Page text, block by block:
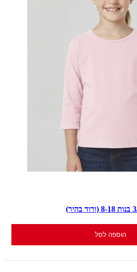
הוספה לסל